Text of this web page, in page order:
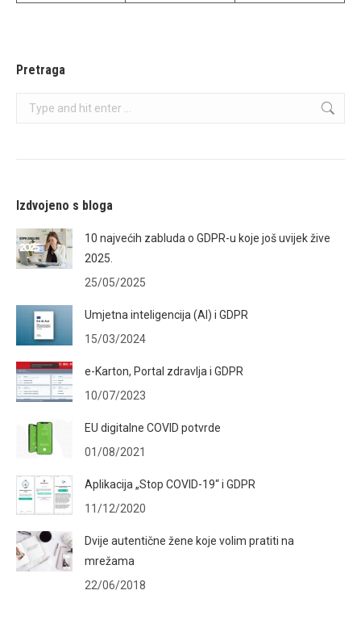
Pretraga
Search:
Izdvojeno s bloga
10 najvećih zabluda o GDPR-u koje još uvijek žive
2025.
25/05/2025
Umjetna inteligencija (AI) i GDPR
15/03/2024
e-Karton, Portal zdravlja i GDPR
10/07/2023
EU digitalne COVID potvrde
01/08/2021
Aplikacija „Stop COVID-19“ i GDPR
11/12/2020
Dvije autentične žene koje volim pratiti na
mrežama
22/06/2018